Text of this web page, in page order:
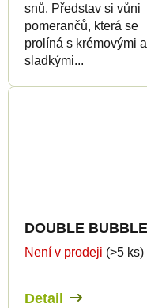
snů. Představ si vůni
pomerančů, která se
prolíná s krémovými a
sladkými...
Není v prodeji (>5 ks)
Detail